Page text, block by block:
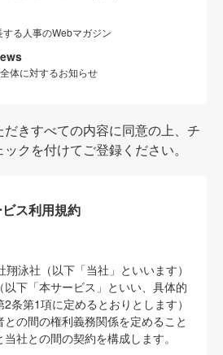
する人事のWebマガジン
体に対するお知らせ
きすべての内容に同意の上、チ
クを付けてご登録ください。
ス利用規約
泳社（以下「当社」といいます）
下「本サービス」といい、具体的
条第1項に定めるとおりとします）
の間の権利義務関係を定めること
社との間の契約を構成します。